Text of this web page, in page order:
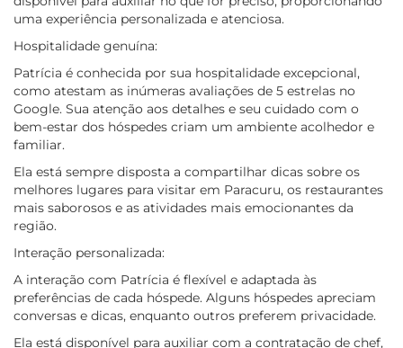
uma experiência personalizada e atenciosa.
Hospitalidade genuína:
Patrícia é conhecida por sua hospitalidade excepcional,
como atestam as inúmeras avaliações de 5 estrelas no
Google. Sua atenção aos detalhes e seu cuidado com o
bem-estar dos hóspedes criam um ambiente acolhedor e
familiar.
Ela está sempre disposta a compartilhar dicas sobre os
melhores lugares para visitar em Paracuru, os restaurantes
mais saborosos e as atividades mais emocionantes da
região.
Interação personalizada:
A interação com Patrícia é flexível e adaptada às
preferências de cada hóspede. Alguns hóspedes apreciam
conversas e dicas, enquanto outros preferem privacidade.
Ela está disponível para auxiliar com a contratação de chef,